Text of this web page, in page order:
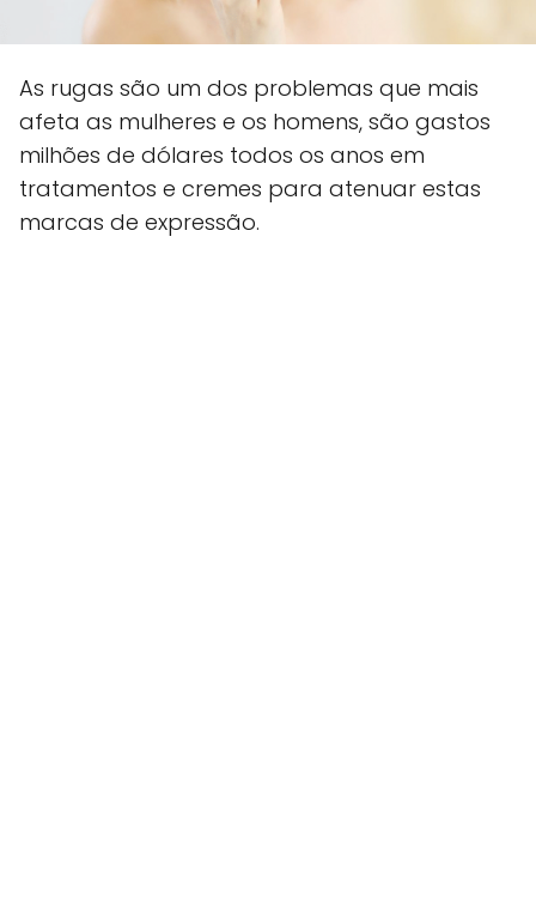
As rugas são um dos problemas que mais
afeta as mulheres e os homens, são gastos
milhões de dólares todos os anos em
tratamentos e cremes para atenuar estas
marcas de expressão.